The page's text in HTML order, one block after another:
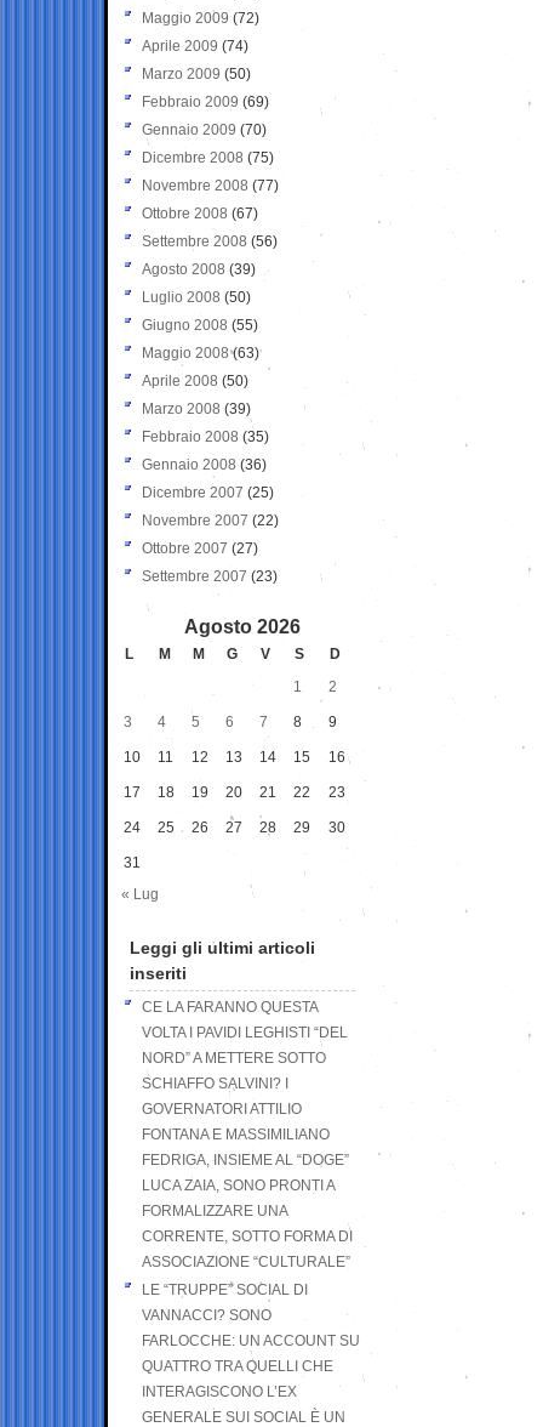
Maggio 2009 (72)
Aprile 2009 (74)
Marzo 2009 (50)
Febbraio 2009 (69)
Gennaio 2009 (70)
Dicembre 2008 (75)
Novembre 2008 (77)
Ottobre 2008 (67)
Settembre 2008 (56)
Agosto 2008 (39)
Luglio 2008 (50)
Giugno 2008 (55)
Maggio 2008(63)
Aprile 2008 (50)
Marzo 2008 (39)
Febbraio 2008 (35)
Gennaio 2008 (36)
Dicembre 2007 (25)
Novembre 2007 (22)
Ottobre 2007 (27)
Settembre 2007 (23)
Agosto 2026
L M M G V S
D
1
2
3 4 5 6 7 8 9
10 11 12 13 14 15 16
17 18 19 20 21 22 23
24 25 26 27 28 29 30
31
« Lug
Leggi gli ultimi articoli
inseriti
CE LA FARANNO QUESTA
VOLTA I PAVIDI LEGHISTI “DEL
NORD” A METTERE SOTTO
SCHIAFFO SALVINI? I
GOVERNATORI ATTILIO
FONTANA E MASSIMILIANO
FEDRIGA, INSIEME AL “DOGE”
LUCA ZAIA, SONO PRONTI A
FORMALIZZARE UNA
CORRENTE, SOTTO FORMA DI
ASSOCIAZIONE “CULTURALE”
LE “TRUPPE” SOCIAL DI
VANNACCI? SONO
FARLOCCHE: UN ACCOUNT SU
QUATTRO TRA QUELLI CHE
INTERAGISCONO L’EX
GENERALE SUI SOCIAL È UN